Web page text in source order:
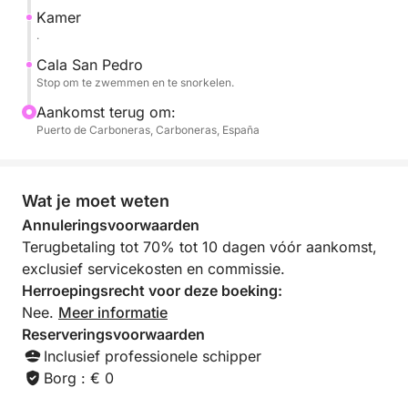
zwemmen tussen de beroemde Posidonia-
Na van deze onvergetelijke locaties te hebben
genoten, keren we terug naar de haven met een
panoramisch uitzicht op de kustlijn.
Kamer
.
Cala San Pedro
Stop om te zwemmen en te snorkelen.
Aankomst terug om:
Puerto de Carboneras, Carboneras, España
Wat je moet weten
Annuleringsvoorwaarden
Terugbetaling tot 70% tot 10 dagen vóór aankomst,
exclusief servicekosten en commissie.
Herroepingsrecht voor deze boeking:
Nee. Meer informatie
Reserveringsvoorwaarden
Inclusief professionele schipper
Borg : € 0